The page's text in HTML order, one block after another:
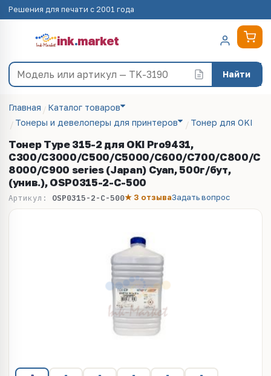
Решения для печати с 2001 года
ink.market
Найти
Главная
Каталог товаров
Тонеры и девелоперы для принтеров
Тонер для OKI
Тонер Type 315-2 для OKI Pro9431,
C300/C3000/C500/C5000/C600/C700/C800/C
8000/C900 series (Japan) Cyan, 500г/бут,
(унив.), OSP0315-2-C-500
Артикул: OSP0315-2-C-500★ 3 отзываЗадать вопрос